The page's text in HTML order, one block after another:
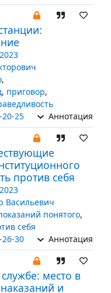
,
, приговор,
20-25 Аннотация
против себя
Васильевич
понятого,
себя
26-30 Аннотация
место в
и